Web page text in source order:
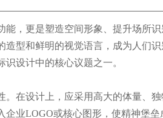
，更是塑造空间形象、提升场所
型和鲜明的视觉语言，成为人们
设计中的核心议题之一。
在设计上，应采用高大的体量、
业LOGO或核心图形，使精神堡